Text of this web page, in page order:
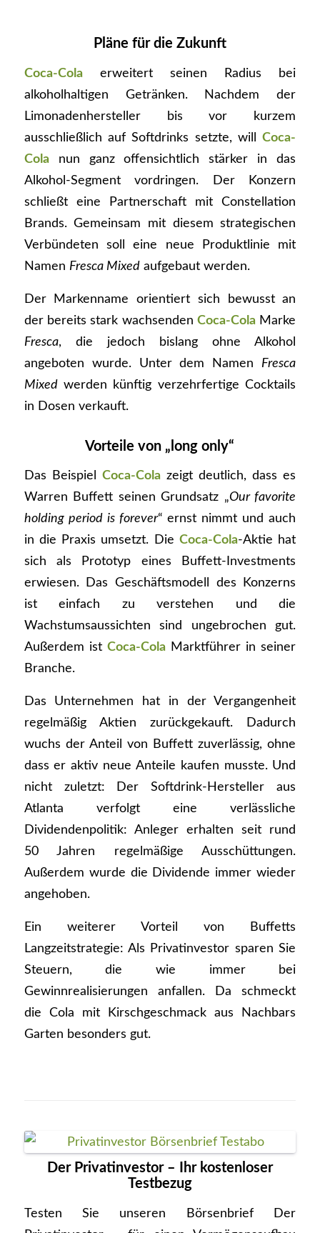
Pläne für die Zukunft
Coca-Colaerweitert seinen Radius bei
alkoholhaltigen Getränken. Nachdem der
Limonadenhersteller bis vor kurzem
ausschließlich auf Softdrinks setzte, willCoca-
Colanun ganz offensichtlich stärker in das
Alkohol-Segment vordringen. Der Konzern
schließt eine Partnerschaft mit Constellation
Brands. Gemeinsam mit diesem strategischen
Verbündeten soll eine neue Produktlinie mit
Namen Fresca Mixedaufgebaut werden.
Der Markenname orientiert sich bewusst an
der bereits stark wachsendenCoca-Cola Marke
Fresca, die jedoch bislang ohne Alkohol
angeboten wurde. Unter dem Namen Fresca
Mixedwerden künftig verzehrfertige Cocktails
in Dosen verkauft.
Vorteile von „long only“
Das Beispiel Coca-Colazeigt deutlich, dass es
Warren Buffett seinen Grundsatz „Our favorite
holding period is forever“ ernst nimmt und auch
in die Praxis umsetzt. DieCoca-Cola-Aktie hat
sich als Prototyp eines Buffett-Investments
erwiesen. Das Geschäftsmodell des Konzerns
ist einfach zu verstehen und die
Wachstumsaussichten sind ungebrochen gut.
Außerdem ist Coca-ColaMarktführer in seiner
Branche.
Das Unternehmen hat in der Vergangenheit
regelmäßig Aktien zurückgekauft. Dadurch
wuchs der Anteil von Buffett zuverlässig, ohne
dass er aktiv neue Anteile kaufen musste. Und
nicht zuletzt: Der Softdrink-Hersteller aus
Atlanta verfolgt eine verlässliche
Dividendenpolitik: Anleger erhalten seit rund
50 Jahren regelmäßige Ausschüttungen.
Außerdem wurde die Dividende immer wieder
angehoben.
Ein weiterer Vorteil von Buffetts
Langzeitstrategie: Als Privatinvestor sparen Sie
Steuern, die wie immer bei
Gewinnrealisierungen anfallen. Da schmeckt
die Cola mit Kirschgeschmack aus Nachbars
Garten besonders gut.
Der Privatinvestor – Ihr kostenloser
Testbezug
Testen Sie unseren Börsenbrief Der